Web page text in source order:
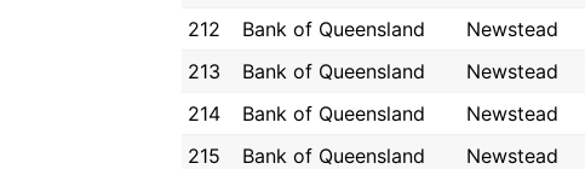
212
Bank of Queensland Newstead
213
Bank of Queensland Newstead
214
Bank of Queensland Newstead
215
Bank of Queensland Newstead